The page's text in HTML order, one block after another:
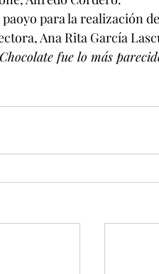
para la realización
Ana Rita García
fue lo más